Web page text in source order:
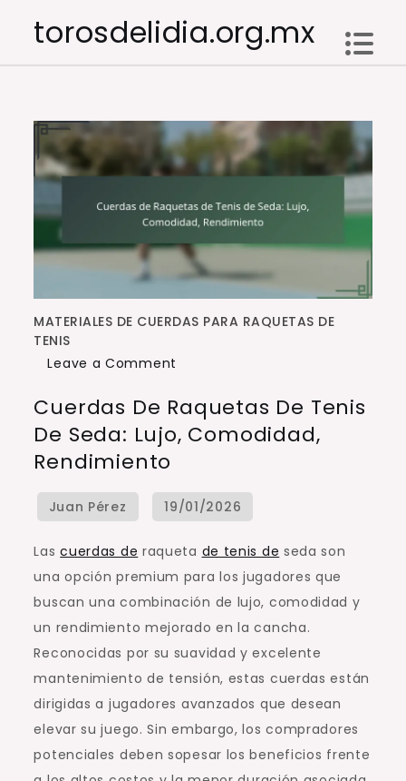
torosdelidia.org.mx
MATERIALES DE CUERDAS PARA RAQUETAS DE
TENIS
Leave a Comment
de
Raquetas
Tenis
de
Comodidad,
Rendimiento
Cuerdas De Raquetas De Tenis
De Seda: Lujo, Comodidad,
Rendimiento
Lascuerdas de raqueta de tenis de seda son
una opción premium para los jugadores que
buscan una combinación de lujo, comodidad y
un rendimiento mejorado en la cancha.
Reconocidas por su suavidad y excelente
mantenimiento de tensión, estas cuerdas están
dirigidas a jugadores avanzados que desean
elevar su juego. Sin embargo, los compradores
potenciales deben sopesar los beneficios frente